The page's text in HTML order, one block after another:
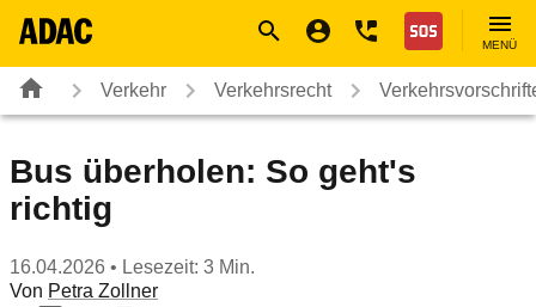
Nothilfe
MENÜ
Verkehr Verkehrsrecht
Bus überholen: So geht's
richtig
16.04.2026 • Lesezeit: 3 Min.
Von Petra Zollner